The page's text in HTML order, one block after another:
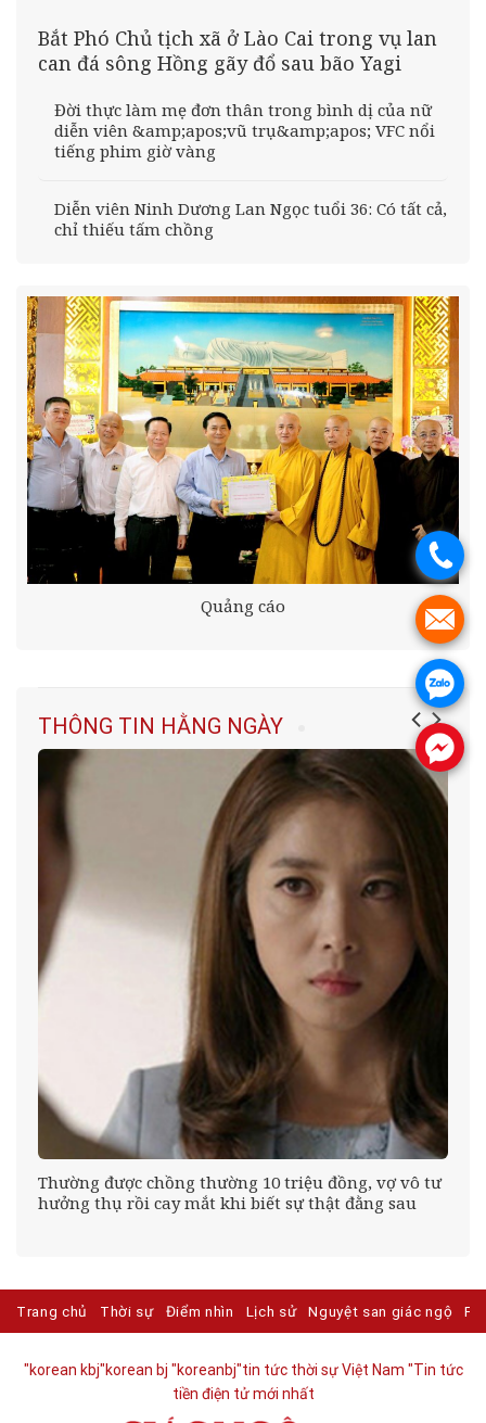
Bắt Phó Chủ tịch xã ở Lào Cai trong vụ lan
can đá sông Hồng gãy đổ sau bão Yagi
Đời thực làm mẹ đơn thân trong bình dị của nữ
diễn viên &amp;apos;vũ trụ&amp;apos; VFC nổi
tiếng phim giờ vàng
Diễn viên Ninh Dương Lan Ngọc tuổi 36: Có tất cả,
chỉ thiếu tấm chồng
Quảng cáo
THÔNG TIN HẰNG NGÀY
Thường được chồng thường 10 triệu đồng, vợ vô tư
hưởng thụ rồi cay mắt khi biết sự thật đằng sau
Trang chủ Thời sự Điểm nhìn Lịch sử Nguyệt san giác ngộ
"korean kbj​"korean bj "koreanbj​"tin tức thời sự Việt Nam "Tin tức
tiền điện tử mới nhất​
.
.
.
.